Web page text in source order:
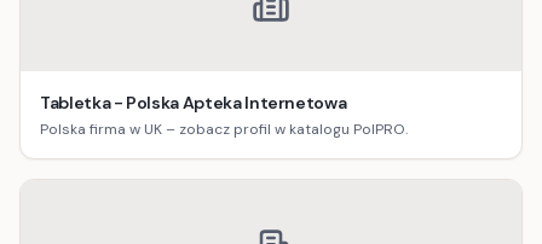
Tabletka - Polska Apteka Internetowa
Polska firma w UK – zobacz profil w katalogu PolPRO.